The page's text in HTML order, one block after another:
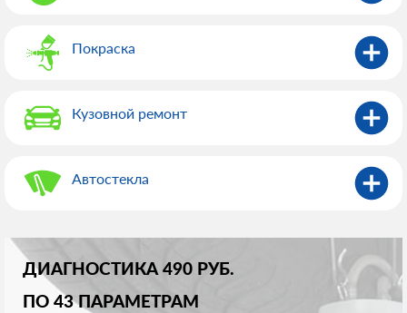
Покраска
Кузовной ремонт
Автостекла
ДИАГНОСТИКА 490 РУБ.
ПО 43 ПАРАМЕТРАМ